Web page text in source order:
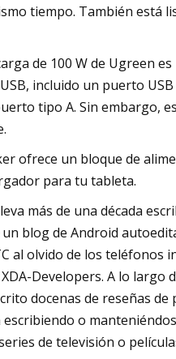
tiempo. También está
de 100 W de Ugreen
incluido un puerto
tipo A. Sin embargo,
ofrece un bloque de
para tu tableta.
más de una década
blog de Android
al olvido de los teléfonos
Developers. A lo
docenas de reseñas
escribiendo o
de televisión o